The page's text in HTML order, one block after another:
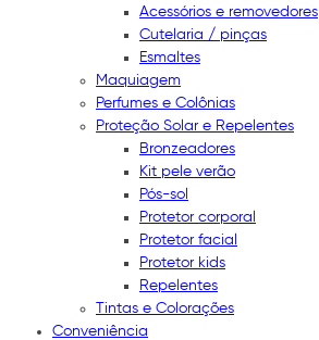
Acessórios e removedores
Cutelaria / pinças
Esmaltes
Maquiagem
Perfumes e Colônias
Proteção Solar e Repelentes
Bronzeadores
Kit pele verão
Pós-sol
Protetor corporal
Protetor facial
Protetor kids
Repelentes
Tintas e Colorações
Conveniência